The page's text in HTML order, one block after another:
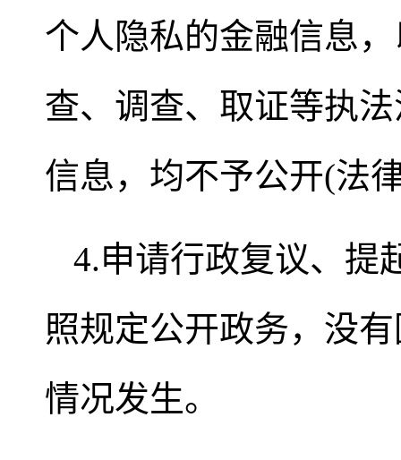
个人隐私的金融信息
查、调查、取证等执
信息，均不予公开(法
4.申请行政复议、提
照规定公开政务，没
情况发生。